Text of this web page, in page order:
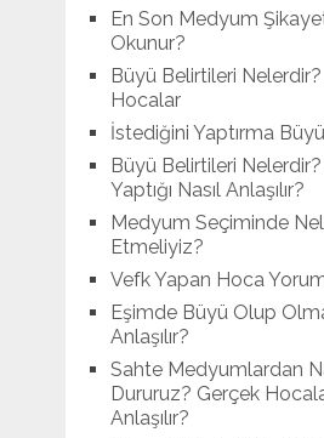
En Son Medyum
Okunur?
Büyü Belirtileri
Hocalar
İstediğini Yaptırma
Büyü Belirtileri
Yaptığı Nasıl Anlaşılır?
Medyum Seçiminde
Etmeliyiz?
Vefk Yapan Hoca
Eşimde Büyü Olup
Anlaşılır?
Sahte Medyumlardan
Dururuz? Gerçek
Anlaşılır?